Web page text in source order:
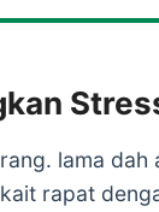
lama
rapat